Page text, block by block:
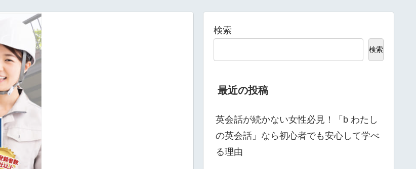
検索
検索
最近の投稿
英会話が続かない女性必見！「b わたし
の英会話」なら初心者でも安心して学べ
る理由